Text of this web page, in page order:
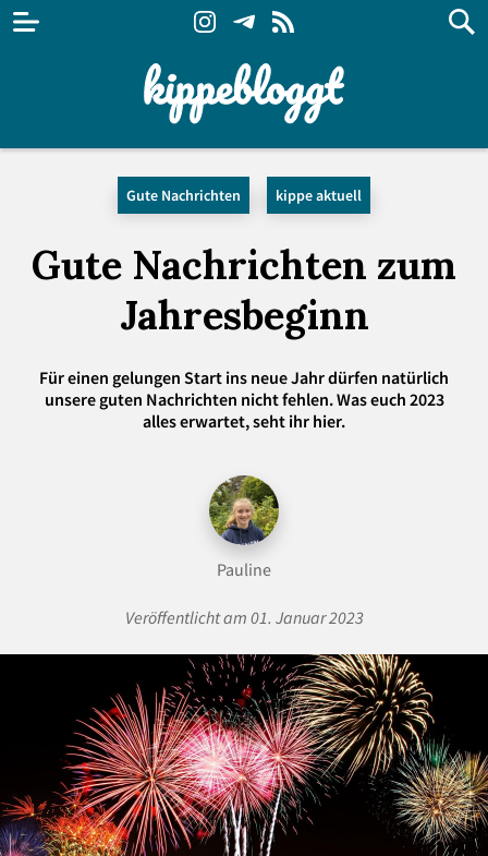
Gute Nachrichten kippe aktuell
Gute Nachrichten zum
Jahresbeginn
Für einen gelungen Start ins neue Jahr dürfen natürlich
unsere guten Nachrichten nicht fehlen. Was euch 2023
alles erwartet, seht ihr hier.
Pauline
Veröffentlicht am 01. Januar 2023